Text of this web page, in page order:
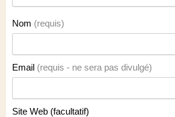
Nom (requis)
Email (requis - ne sera pas divulgé)
Site Web (facultatif)